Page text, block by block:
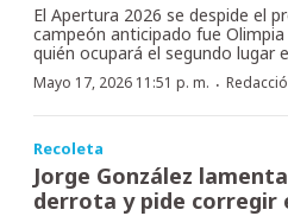
El Apertura 2026 se despide el
campeón anticipado fue
quién ocupará el segundo lugar
Mayo 17, 2026 11:51 p. m. ·
Recoleta
Jorge González
derrota y pide corregir